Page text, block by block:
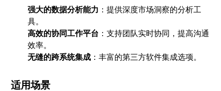
强大的数据分析能力 ：提供深度市场洞察的分析工
具。
高效的协同工作平台 ：支持团队实时协同，提高沟通
效率。
无缝的跨系统集成 ：丰富的第三方软件集成选项。
适用场景